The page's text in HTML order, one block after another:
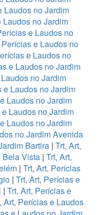
Laudos no Jardim
Laudos no Jardim
e Laudos no
Perícias e Laudos no
e Laudos no
e Laudos no Jardim
no Jardim
e Laudos no Jardim
Laudos no Jardim
Laudos no Jardim
Laudos no Jardim
no Jardim Avenida
Bartira| Trt, Art,
Bela Vista| Trt, Art,
| Trt, Art, Perícias
| Trt, Art, Perícias e
| Trt, Art, Perícias e
Art, Perícias e Laudos